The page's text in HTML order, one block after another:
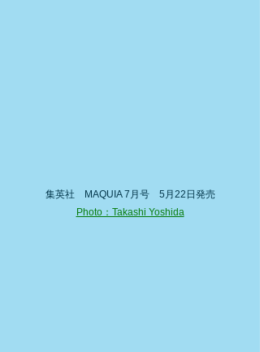
集英社　MAQUIA 7月号　5月22日発売
Photo：Takashi Yoshida